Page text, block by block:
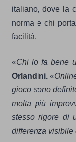
italiano, dove la
norma e chi
facilità.
«Chi lo fa bene
Orlandini. «
gioco sono
molta più
stesso rigore di
differenza visibile